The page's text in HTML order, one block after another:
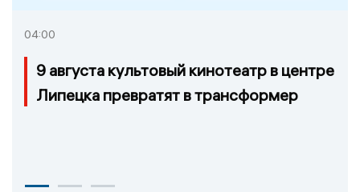
04:00
9 августа культовый кинотеатр в центре
Липецка превратят в трансформер